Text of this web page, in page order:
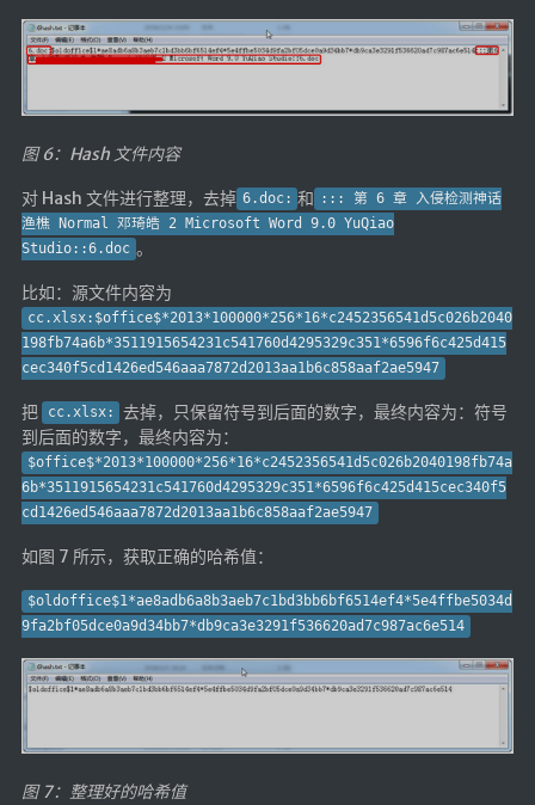
图 6：Hash 文件内容
对 Hash 文件进行整理，去掉 6.doc: 和 ::: 第 6 章 入侵检测神话
渔樵 Normal 邓琦皓 2 Microsoft Word 9.0 YuQiao
Studio::6.doc 。
比如：源文件内容为
cc.xlsx:$office$*2013*100000*256*16*c2452356541d5c026b2040
198fb74a6b*3511915654231c541760d4295329c351*6596f6c425d415
cec340f5cd1426ed546aaa7872d2013aa1b6c858aaf2ae5947
把 cc.xlsx:
去掉，只保留符号到后面的数字，最终内容为：符号
到后面的数字，最终内容为：
$office$*2013*100000*256*16*c2452356541d5c026b2040198fb74a
6b*3511915654231c541760d4295329c351*6596f6c425d415cec340f5
cd1426ed546aaa7872d2013aa1b6c858aaf2ae5947
如图 7 所示，获取正确的哈希值：
$oldoffice$1*ae8adb6a8b3aeb7c1bd3bb6bf6514ef4*5e4ffbe5034d
9fa2bf05dce0a9d34bb7*db9ca3e3291f536620ad7c987ac6e514
图 7：整理好的哈希值